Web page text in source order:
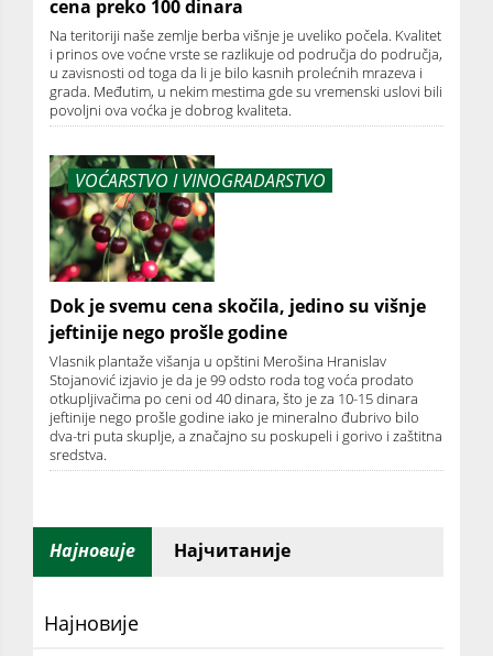
cena preko 100 dinara
Na teritoriji naše zemlje berba višnje je uveliko počela. Kvalitet
i prinos ove voćne vrste se razlikuje od područja do područja,
u zavisnosti od toga da li je bilo kasnih prolećnih mrazeva i
grada. Međutim, u nekim mestima gde su vremenski uslovi bili
povoljni ova voćka je dobrog kvaliteta.
VOĆARSTVO I VINOGRADARSTVO
Dok je svemu cena skočila, jedino su višnje
jeftinije nego prošle godine
Vlasnik plantaže višanja u opštini Merošina Hranislav
Stojanović izjavio je da je 99 odsto roda tog voća prodato
otkupljivačima po ceni od 40 dinara, što je za 10-15 dinara
jeftinije nego prošle godine iako je mineralno đubrivo bilo
dva-tri puta skuplje, a značajno su poskupeli i gorivo i zaštitna
sredstva.
Најновије Најчитаније
Најновије